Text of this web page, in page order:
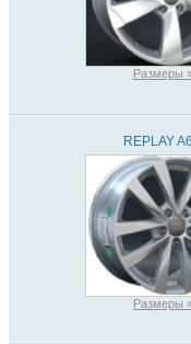
Размеры
REPLAY
Размеры